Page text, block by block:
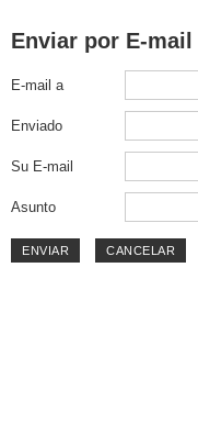
Enviar por E-
E-mail a
Enviado
Su E-mail
Asunto
ENVIAR CANCELAR